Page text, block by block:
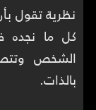
نظرية تقول
كل ما نجده
الشخص
بالذات.